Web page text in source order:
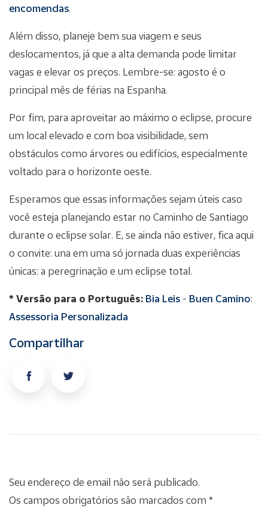
encomendas.
Além disso, planeje bem sua viagem e seus
deslocamentos, já que a alta demanda pode limitar
vagas e elevar os preços. Lembre-se: agosto é o
principal mês de férias na Espanha.
Por fim, para aproveitar ao máximo o eclipse, procure
um local elevado e com boa visibilidade, sem
obstáculos como árvores ou edifícios, especialmente
voltado para o horizonte oeste.
Esperamos que essas informações sejam úteis caso
você esteja planejando estar no Caminho de Santiago
durante o eclipse solar. E, se ainda não estiver, fica aqui
o convite: una em uma só jornada duas experiências
únicas: a peregrinação e um eclipse total.
* Versão para o Português: Bia Leis - Buen Camino:
Assessoria Personalizada
Compartilhar
Seu endereço de email não será publicado.
Os campos obrigatórios são marcados com *